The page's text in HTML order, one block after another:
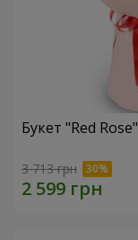
Букет "Red Rose"
3 713 грн